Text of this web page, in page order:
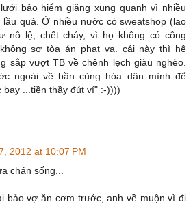
bảo hiểm giăng xung quanh vì nhiều
quá. Ở nhiều nước có sweatshop (lao
nô lệ, chết cháy, vì họ không có công
sợ tòa án phạt vạ. cái này thì hệ
sắp vượt TB về chênh lẹch giàu nghèo.
ngoài về bần cùng hóa dân mình để
bay ...tiền thầy đút ví" :-))))
2012 at 10:07 PM
chán sống...
bảo vợ ăn cơm trước, anh về muộn vì đi